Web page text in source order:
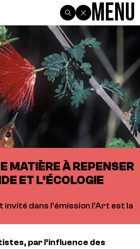
Menu
MATIÈRE À REPENSER
ET L’ÉCOLOGIE
invité dans l'émission l'Art est la
par l’influence des